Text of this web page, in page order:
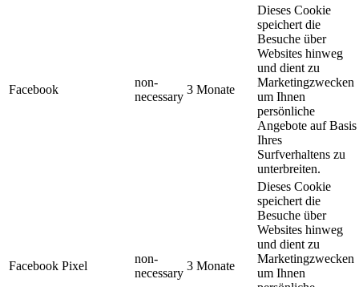
Facebook
non-
necessary
3 Monate
Dieses Cookie
speichert die
Besuche über
Websites hinweg
und dient zu
Marketingzwecken
um Ihnen
persönliche
Angebote auf Basis
Ihres
Surfverhaltens zu
unterbreiten.
Facebook Pixel
non-
necessary
3 Monate
Dieses Cookie
speichert die
Besuche über
Websites hinweg
und dient zu
Marketingzwecken
um Ihnen